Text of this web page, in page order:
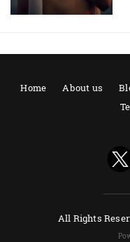
Home About us
All Rights